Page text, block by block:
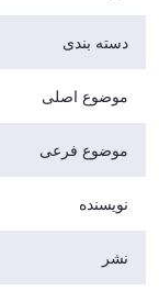
دسته بندی
موضوع اصلی
موضوع فرعی
نویسنده
نشر